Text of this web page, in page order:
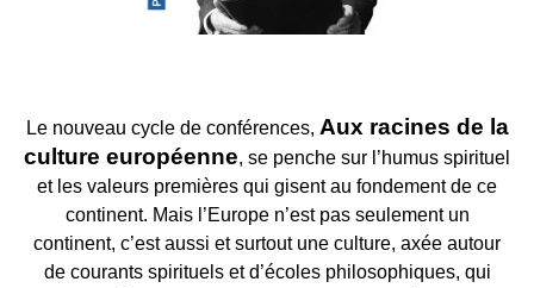
Le nouveau cycle de conférences, Aux racines de la
culture européenne, se penche sur l’humus spirituel
et les valeurs premières qui gisent au fondement de ce
continent. Mais l’Europe n’est pas seulement un
continent, c’est aussi et surtout une culture, axée autour
de courants spirituels et d’écoles philosophiques, qui